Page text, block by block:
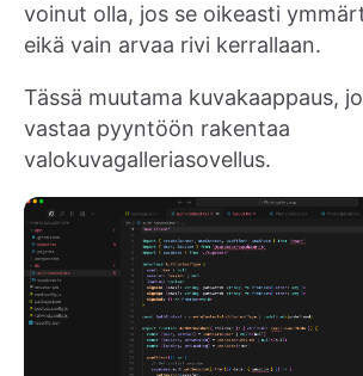
voinut olla, jos se oikeasti
eikä vain arvaa rivi kerrallaan.
Tässä muutama kuvakaappaus,
vastaa pyyntöön rakentaa
valokuvagalleriasovellus.